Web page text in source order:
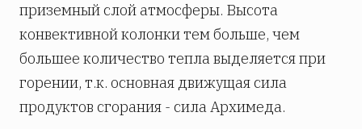
приземный слой атмосферы. Высота
конвективной колонки тем больше, чем
большее количество тепла выделяется при
горении, т.к. основная движущая сила
продуктов сгорания - сила Архимеда.